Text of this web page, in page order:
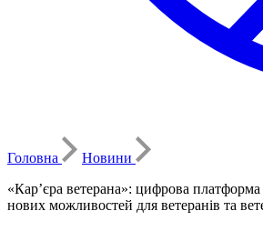
Головна
Новини
«Кар’єра ветерана»: цифрова
нових можливостей для ветеранів та